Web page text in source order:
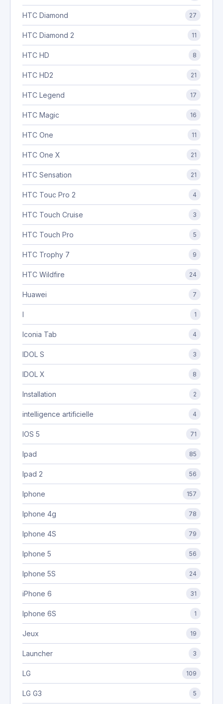
HTC Diamond 27
HTC Diamond 2 11
HTC HD 8
HTC HD2 21
HTC Legend 17
HTC Magic 16
HTC One 11
HTC One X 21
HTC Sensation 21
HTC Touc Pro 2 4
HTC Touch Cruise 3
HTC Touch Pro 5
HTC Trophy 7 9
HTC Wildfire 24
Huawei 7
I 1
Iconia Tab 4
IDOL S 3
IDOL X 8
Installation 2
intelligence artificielle 4
IOS 5 71
Ipad 85
Ipad 2 56
Iphone 157
Iphone 4g 78
Iphone 4S 79
Iphone 5 56
Iphone 5S 24
iPhone 6 31
Iphone 6S 1
Jeux 19
Launcher 3
LG 109
LG G3 5